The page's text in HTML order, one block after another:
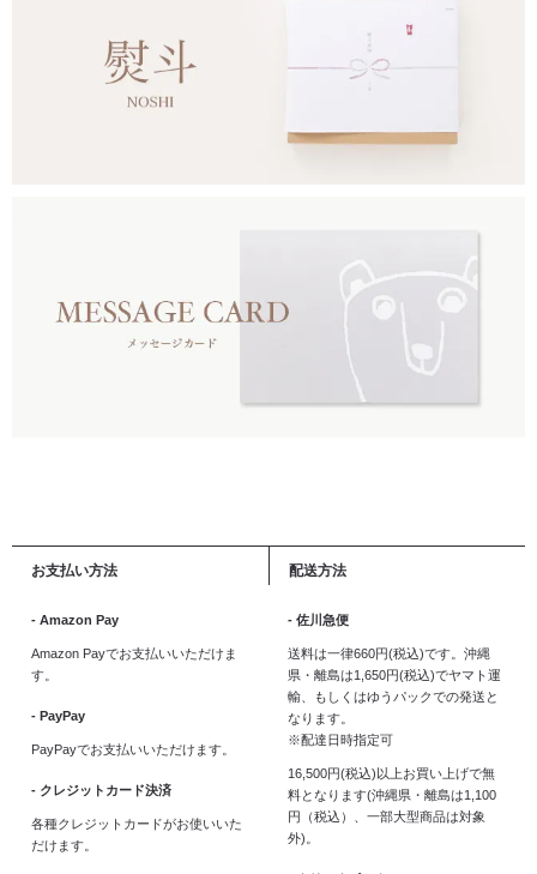
お支払い方法
- Amazon Pay
Amazon Payでお支払いいただけま
す。
- PayPay
PayPayでお支払いいただけます。
- クレジットカード決済
各種クレジットカードがお使いいた
だけます。
配送方法
- 佐川急便
送料は一律660円(税込)です。沖縄
県・離島は1,650円(税込)でヤマト運
輸、もしくはゆうパックでの発送と
なります。
※配達日時指定可
16,500円(税込)以上お買い上げで無
料となります(沖縄県・離島は1,100
円（税込）、一部大型商品は対象
外)。